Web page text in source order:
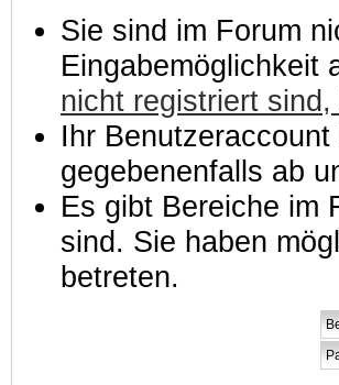
Sie sind im Forum
Eingabemöglichkeit
nicht registriert
Ihr
gegebenenfalls ab
Es gibt Bereiche im
sind. Sie haben
betreten.